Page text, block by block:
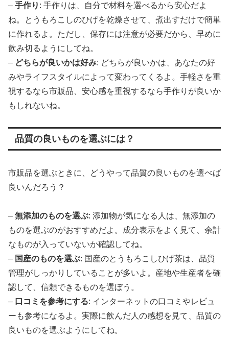
– 手作り : 手作りは、自分で材料を選べるから安心だよ
ね。とうもろこしのひげを乾燥させて、煮出すだけで簡単
に作れるよ。ただし、保存には注意が必要だから、早めに
飲み切るようにしてね。
– どちらが良いかは好み: どちらが良いかは、あなたの好
みやライフスタイルによって変わってくるよ。手軽さを重
視するなら市販品、安心感を重視するなら手作りが良いか
もしれないね。
品質の良いものを選ぶには？
市販品を選ぶときに、どうやって品質の良いものを選べば
良いんだろう？
– 無添加のものを選ぶ: 添加物が気になる人は、無添加の
ものを選ぶのがおすすめだよ。成分表示をよく見て、余計
なものが入っていないか確認してね。
– 国産のものを選ぶ: 国産のとうもろこしひげ茶は、品質
管理がしっかりしていることが多いよ。産地や生産者を確
認して、信頼できるものを選ぼう。
– 口コミを参考にする: インターネットの口コミやレビュ
ーも参考になるよ。実際に飲んだ人の感想を見て、品質の
良いものを選ぶようにしてね。